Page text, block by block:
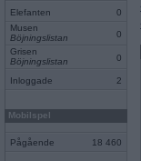
Elefanten
0
Musen
Böjningslistan
0
Grisen
Böjningslistan
0
Inloggade 2
Mobilspel
Pågående 18 460